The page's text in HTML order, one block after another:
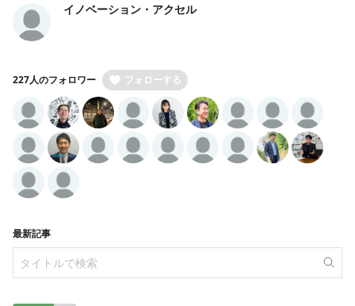
イノベーション・アクセル
227人のフォロワー フォローする
最新記事